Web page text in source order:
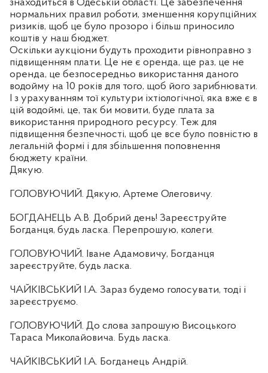
знаходиться в Одеській області. Це забезпечення
нормальних правил роботи, зменшення корупційних
ризиків, щоб це було прозоро і більш приносило
коштів у наш бюджет.
Оскільки аукціони будуть проходити рівноправно з
підвищенням плати. Це не є оренда, ще раз, це не
оренда, це безпосередньо використання даного
водойму на 10 років для того, щоб його зарибнювати.
І з урахуванням тої культури іхтіологічної, яка вже є в
цій водоймі, це, так би мовити, буде плата за
використання природного ресурсу. Теж для
підвищення безпечності, щоб це все було повністю в
легальній формі і для збільшення поповнення
бюджету країни.
Дякую.
ГОЛОВУЮЧИЙ. Дякую, Артеме Олеговичу.
БОГДАНЕЦЬ А.В. Добрий день! Зареєструйте
Богданця, будь ласка. Перепрошую, колеги.
ГОЛОВУЮЧИЙ. Іване Адамовичу, Богданця
зареєструйте, будь ласка.
ЧАЙКІВСЬКИЙ І.А. Зараз будемо голосувати, тоді і
зареєструємо.
ГОЛОВУЮЧИЙ. До слова запрошую Висоцького
Тараса Миколайовича. Будь ласка.
ЧАЙКІВСЬКИЙ І.А. Богданець Андрій.